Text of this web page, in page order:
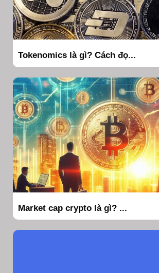
Tokenomics là gì? Cách đọ...
Market cap crypto là gì? ...